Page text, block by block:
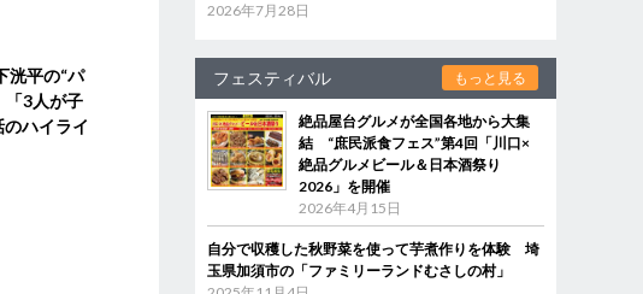
洸平の“パ
3人が子
ハイライ
2026年7月28日
フェスティバル もっと見る
絶品屋台グルメが全国各地から大集
結 “庶民派食フェス”第4回「川口×
絶品グルメビール＆日本酒祭り
2026」を開催
2026年4月15日
自分で収穫した秋野菜を使って芋煮作りを体験 埼
玉県加須市の「ファミリーランドむさしの村」